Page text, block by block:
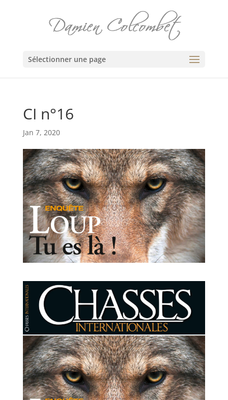
Sélectionner une page
CI n°16
Jan 7, 2020